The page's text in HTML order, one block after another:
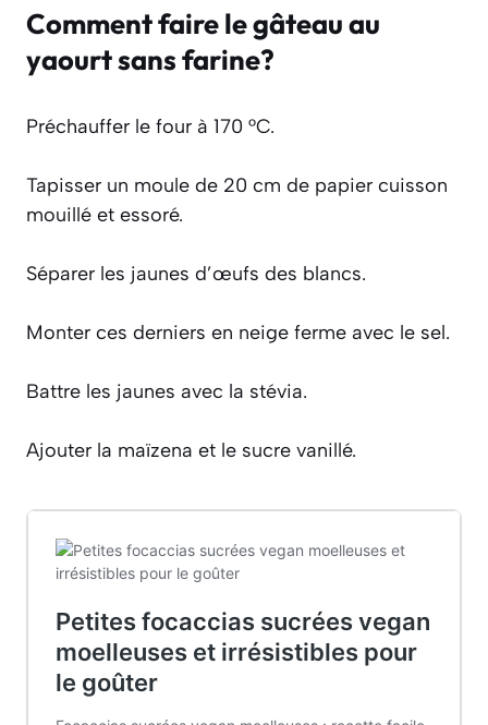
Comment faire le gâteau au
yaourt sans farine?
Préchauffer le four à 170 °C.
Tapisser un moule de 20 cm de papier cuisson
mouillé et essoré.
Séparer les jaunes d’œufs des blancs.
Monter ces derniers en neige ferme avec le sel.
Battre les jaunes avec la stévia.
Ajouter la maïzena et le sucre vanillé.